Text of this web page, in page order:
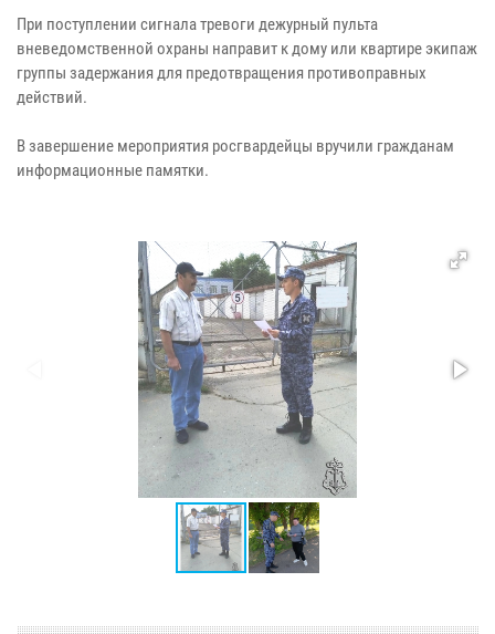
При поступлении сигнала тревоги дежурный пульта
вневедомственной охраны направит к дому или квартире экипаж
группы задержания для предотвращения противоправных
действий.
В завершение мероприятия росгвардейцы вручили гражданам
информационные памятки.